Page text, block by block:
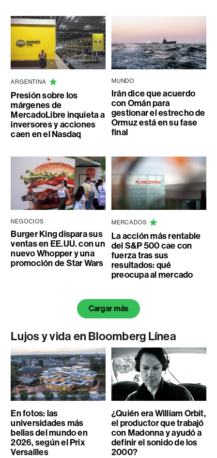
ARGENTINA
Presión sobre los
márgenes de
MercadoLibre inquieta a
inversores y acciones
caen en el Nasdaq
MUNDO
Irán dice que acuerdo
con Omán para
gestionar el estrecho de
Ormuz está en su fase
final
NEGOCIOS
Burger King dispara sus
ventas en EE.UU. con un
nuevo Whopper y una
promoción de Star Wars
MERCADOS
La acción más rentable
del S&P 500 cae con
fuerza tras sus
resultados: qué
preocupa al mercado
Cargar más
Lujos y vida en Bloomberg Línea
En fotos: las
universidades más
bellas del mundo en
2026, según el Prix
Versailles
¿Quién era William Orbit,
el productor que trabajó
con Madonna y ayudó a
definir el sonido de los
2000?